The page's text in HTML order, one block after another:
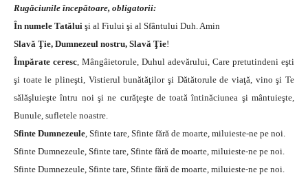
Rugăciunile începătoare, obligatorii:
În numele Tatălui şi al Fiului şi al Sfântului Duh. Amin
Slavă Ţie, Dumnezeul nostru, Slavă Ţie!
Împărate ceresc , Mângâietorule, Duhul adevărului, Care pretutindeni eşti
şi toate le plineşti, Vistierul bunătăţilor şi Dătătorule de viaţă, vino şi Te
sălăşluieşte întru noi şi ne curăţeşte de toată întinăciunea şi mântuieşte,
Bunule, sufletele noastre.
Sfinte Dumnezeule , Sfinte tare, Sfinte fără de moarte, miluieste-ne pe noi.
Sfinte Dumnezeule, Sfinte tare, Sfinte fără de moarte, miluieste-ne pe noi.
Sfinte Dumnezeule, Sfinte tare, Sfinte fără de moarte, miluieste-ne pe noi.